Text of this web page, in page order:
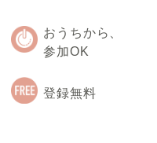
おうちから、
参加OK
登録無料